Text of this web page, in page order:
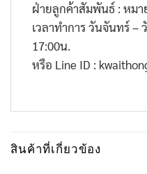
ฝ่ายลูกค้าสัมพันธ์ : หมา
เวลาทำการ วันจันทร์ –
17:00น.
หรือ Line ID :
สินค้าที่เกี่ยวข้อง